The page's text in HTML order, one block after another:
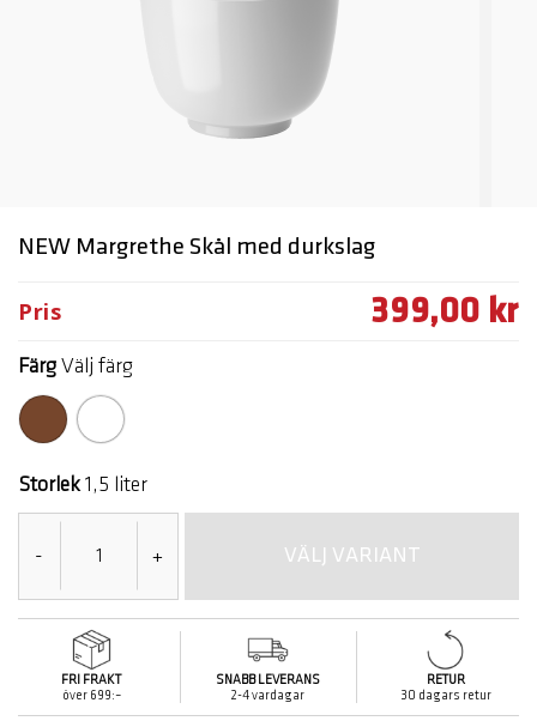
NEW Margrethe Skål med durkslag
Pris 399,00 kr
Färg Välj färg
Storlek 1,5 liter
- + VÄLJ VARIANT
FRI FRAKT
över 699:–
SNABB LEVERANS
2-4 vardagar
RETUR
30 dagars retur